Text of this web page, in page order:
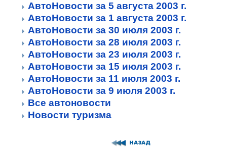
АвтоНовости за 5 августа 2003 г.
АвтоНовости за 1 августа 2003 г.
АвтоНовости за 30 июля 2003 г.
АвтоНовости за 28 июля 2003 г.
АвтоНовости за 23 июля 2003 г.
АвтоНовости за 15 июля 2003 г.
АвтоНовости за 11 июля 2003 г.
АвтоНовости за 9 июля 2003 г.
Все автоновости
Новости туризма